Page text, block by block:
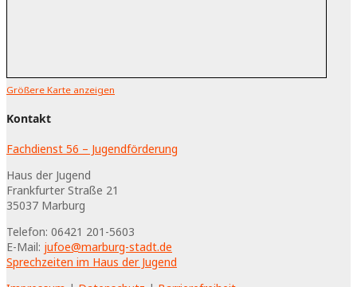
Größere Karte anzeigen
Kontakt
Fachdienst 56 – Jugendförderung
Haus der Jugend
Frankfurter Straße 21
35037 Marburg
Telefon: 06421 201-5603
E-Mail: jufoe@marburg-stadt.de
Sprechzeiten im Haus der Jugend